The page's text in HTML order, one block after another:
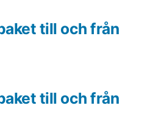
till och från
till och från